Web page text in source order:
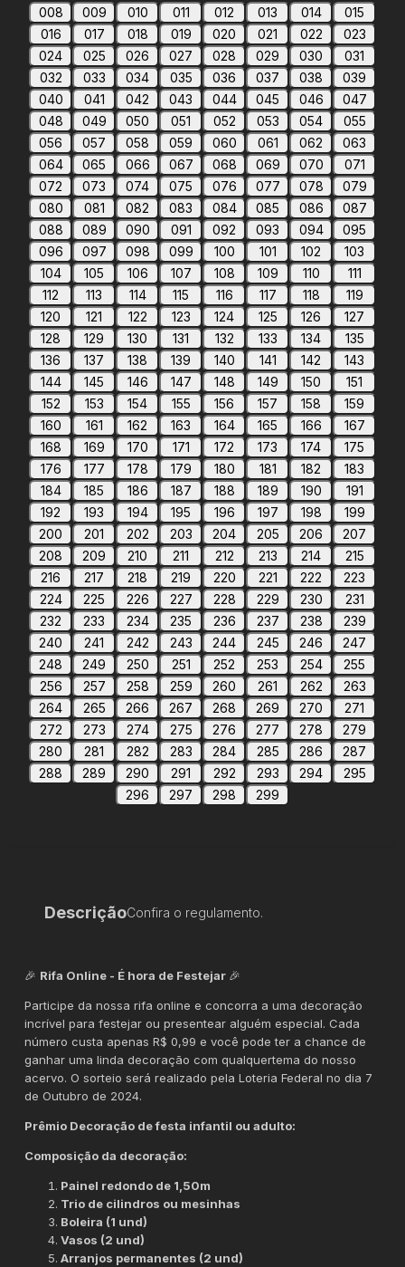
008
009 010 011 012 013 014
015
016
017 018 019 020 021 022
023
024
025 026 027 028 029 030
031
032
033 034 035 036 037 038
039
040
041 042 043 044 045 046
047
048
049 050 051 052 053 054
055
056
057 058 059 060 061 062
063
064
065 066 067 068 069 070
071
072
073 074 075 076 077 078
079
080
081 082 083 084 085 086
087
088
089 090 091 092 093 094
095
096
097 098 099 100 101 102
103
104
105 106 107 108 109 110
111
112
113 114 115 116 117 118
119
120
121 122 123 124 125 126
127
128
129 130 131 132 133 134
135
136
137 138 139 140 141 142
143
144
145 146 147 148 149 150
151
152
153 154 155 156 157 158
159
160
161 162 163 164 165 166
167
168
169 170 171 172 173 174
175
176
177 178 179 180 181 182
183
184
185 186 187 188 189 190
191
192
193 194 195 196 197 198
199
200
201 202 203 204 205 206
207
208
209 210 211 212 213 214
215
216
217 218 219 220 221 222
223
224
225 226 227 228 229 230
231
232
233 234 235 236 237 238
239
240
241 242 243 244 245 246
247
248
249 250 251 252 253 254
255
256
257 258 259 260 261 262
263
264
265 266 267 268 269 270
271
272
273 274 275 276 277 278
279
280
281 282 283 284 285 286
287
288
289 290 291 292 293 294
295
296
297 298 299
DescriçãoConfira o regulamento.
🎉 Rifa Online - É hora de Festejar 🎉
Participe da nossa rifa online e concorra a uma decoração
incrível para festejar ou presentear alguém especial. Cada
número custa apenas R$ 0,99 e você pode ter a chance de
ganhar uma linda decoração com qualquertema do nosso
acervo. O sorteio será realizado pela Loteria Federal no dia 7
de Outubro de 2024.
Prêmio Decoração de festa infantil ou adulto:
Composição da decoração:
Painel redondo de 1,50m
Trio de cilindros ou mesinhas
Boleira (1 und)
Vasos (2 und)
Arranjos permanentes (2 und)